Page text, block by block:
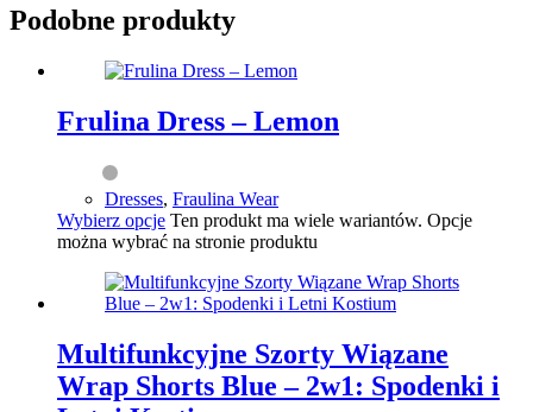
Podobne produkty
Frulina Dress – Lemon
Dresses, Fraulina Wear
Wybierz opcje Ten produkt ma wiele wariantów. Opcje
można wybrać na stronie produktu
Multifunkcyjne Szorty Wiązane
Wrap Shorts Blue – 2w1: Spodenki i